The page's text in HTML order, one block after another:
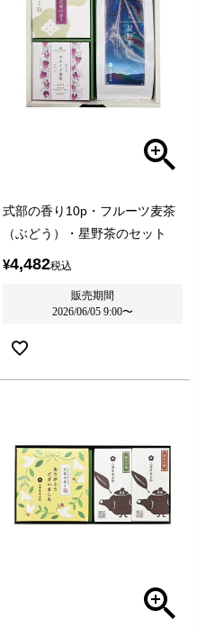
式部の香り10p・フルーツ麦茶
（ぶどう）・星野茶のセット
¥4,482税込
販売期間
2026/06/05 9:00〜